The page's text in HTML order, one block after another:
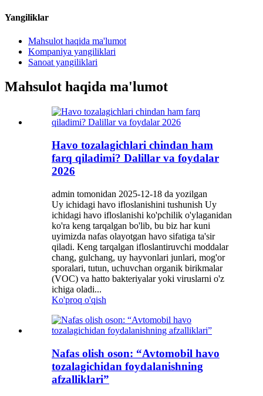
Yangiliklar
Mahsulot haqida ma'lumot
Kompaniya yangiliklari
Sanoat yangiliklari
Mahsulot haqida ma'lumot
Havo tozalagichlari chindan ham
farq qiladimi? Dalillar va foydalar
2026
admin tomonidan 2025-12-18 da yozilgan
Uy ichidagi havo ifloslanishini tushunish Uy
ichidagi havo ifloslanishi ko'pchilik o'ylaganidan
ko'ra keng tarqalgan bo'lib, bu biz har kuni
uyimizda nafas olayotgan havo sifatiga ta'sir
qiladi. Keng tarqalgan ifloslantiruvchi moddalar
chang, gulchang, uy hayvonlari junlari, mog'or
sporalari, tutun, uchuvchan organik birikmalar
(VOC) va hatto bakteriyalar yoki viruslarni o'z
ichiga oladi...
Ko'proq o'qish
Nafas olish oson: “Avtomobil havo
tozalagichidan foydalanishning
afzalliklari”